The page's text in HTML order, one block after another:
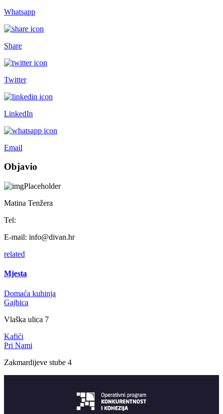
Whatsapp
Share
Twitter
LinkedIn
Email
Objavio
Matina Tenžera
Tel:
E-mail: info@divan.hr
related
Mjesta
Domaća kuhinja
Gajbica
Vlaška ulica 7
Kafići
Pri Nami
Zakmardijeve stube 4